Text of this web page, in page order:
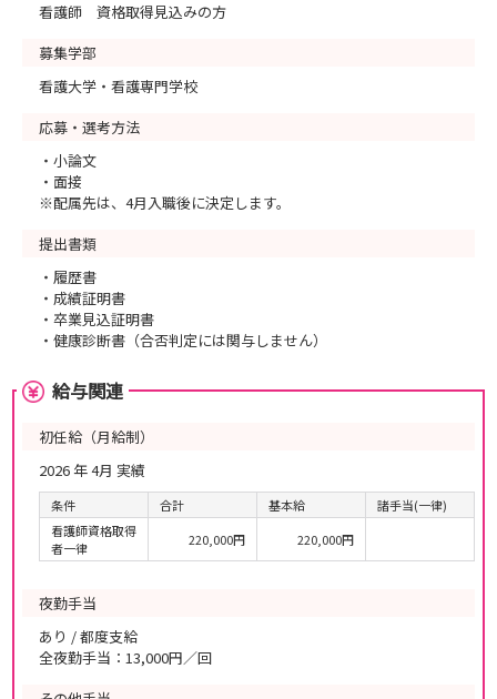
看護師 資格取得見込みの方
募集学部
看護大学・看護専門学校
応募・選考方法
・小論文
・面接
※配属先は、4月入職後に決定します。
提出書類
・履歴書
・成績証明書
・卒業見込証明書
・健康診断書（合否判定には関与しません）
給与関連
初任給（月給制）
2026 年 4月 実績
条件 合計 基本給
諸手当(一律)
看護師資格取得
者一律
220,000円 220,000円
夜勤手当
あり / 都度支給
全夜勤手当：13,000円／回